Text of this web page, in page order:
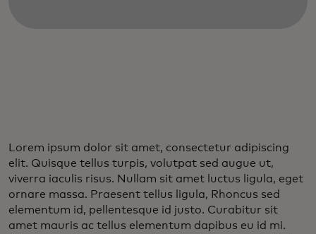
Lorem ipsum dolor sit amet, consectetur adipiscing
elit. Quisque tellus turpis, volutpat sed augue ut,
viverra iaculis risus. Nullam sit amet luctus ligula, eget
ornare massa. Praesent tellus ligula, Rhoncus sed
elementum id, pellentesque id justo. Curabitur sit
amet mauris ac tellus elementum dapibus eu id mi.